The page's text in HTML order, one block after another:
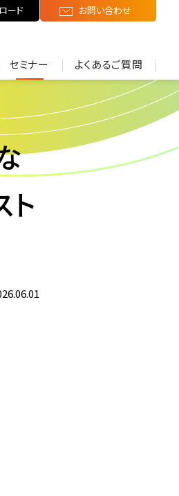
ード お問い合わせ
セミナー よくあるご質問
ト